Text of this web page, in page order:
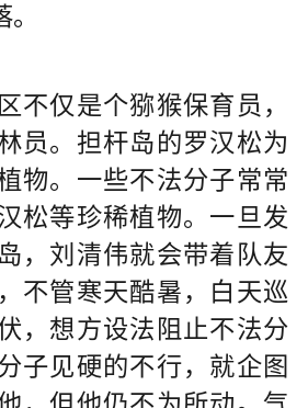
不仅是个猕猴保育员，
员。担杆岛的罗汉松为
物。一些不法分子常常
松等珍稀植物。一旦发
，刘清伟就会带着队友
不管寒天酷暑，白天巡
，想方设法阻止不法分
子见硬的不行，就企图